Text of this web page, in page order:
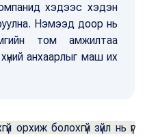
хэдээс хэдэн
Нэмээд доор нь
том амжилтаа
хүний анхаарлыг маш их
орхиж болохгүй зүйл нь үг